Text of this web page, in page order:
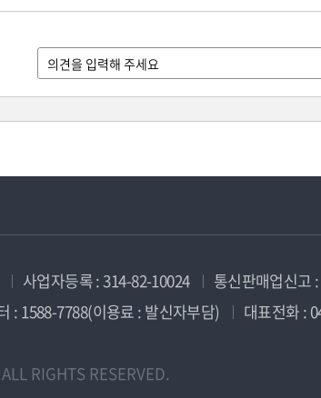
사업자등록 : 314-82-10024
통신판매업신고
: 1588-7788(이용료 : 발신자부담)
대표전화 :
RIGHTS RESERVED.